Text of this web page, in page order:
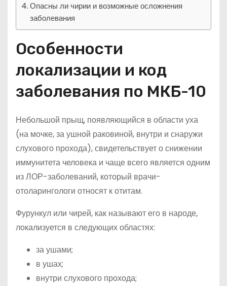
Опасны ли чирии и возможные осложнения
заболевания
Особенности
локализации и код
заболевания по МКБ-10
Небольшой прыщ, появляющийся в области уха
(на мочке, за ушной раковиной, внутри и снаружи
слухового прохода), свидетельствует о снижении
иммунитета человека и чаще всего является одним
из ЛОР-заболеваний, который врачи-
отоларингологи относят к отитам.
Фурункул или чирей, как называют его в народе,
локализуется в следующих областях:
за ушами;
в ушах;
внутри слухового прохода;